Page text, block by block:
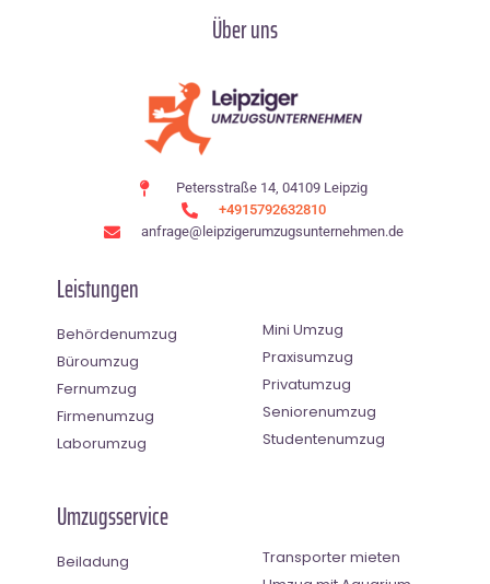
Über uns
Petersstraße 14, 04109 Leipzig
+4915792632810
anfrage@leipzigerumzugsunternehmen.de
Leistungen
Behördenumzug
Büroumzug
Fernumzug
Firmenumzug
Laborumzug
Mini Umzug
Praxisumzug
Privatumzug
Seniorenumzug
Studentenumzug
Umzugsservice
Beiladung
Transporter mieten